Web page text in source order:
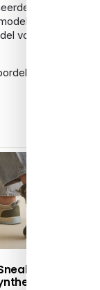
zie je de
voeren en
in de